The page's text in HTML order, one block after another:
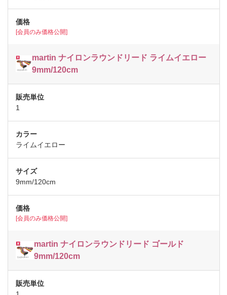
[会員のみ価格公開]
martin ナイロンラウンドリード ライムイエロー
9mm/120cm
1
ライムイエロー
9mm/120cm
[会員のみ価格公開]
martin ナイロンラウンドリード ゴールド
9mm/120cm